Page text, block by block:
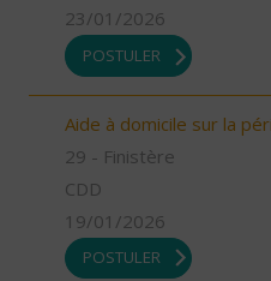
23/01/2026
POSTULER
Aide à domicile sur la
29 - Finistère
CDD
19/01/2026
POSTULER